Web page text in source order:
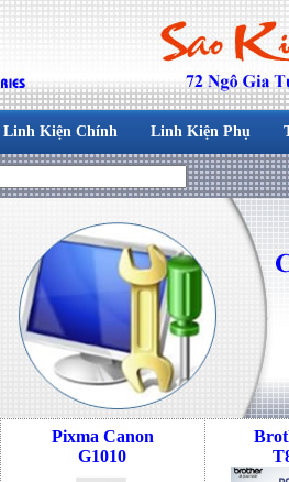
Linh Kiện Chính Linh Kiện Phụ
Pixma Canon
G1010